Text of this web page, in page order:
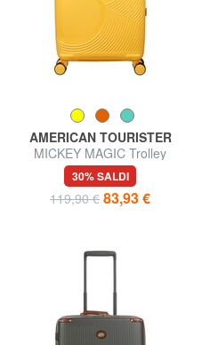
AMERICAN TOURISTER
MICKEY MAGIC Trolley
Bagaglio a Mano, Espandibile
30% SALDI
119,90 € 83,93 €